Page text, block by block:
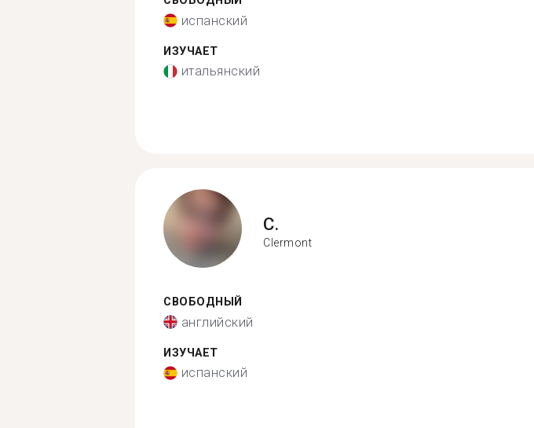
испанский
ИЗУЧАЕТ
итальянский
C.
Clermont
СВОБОДНЫЙ
английский
ИЗУЧАЕТ
испанский